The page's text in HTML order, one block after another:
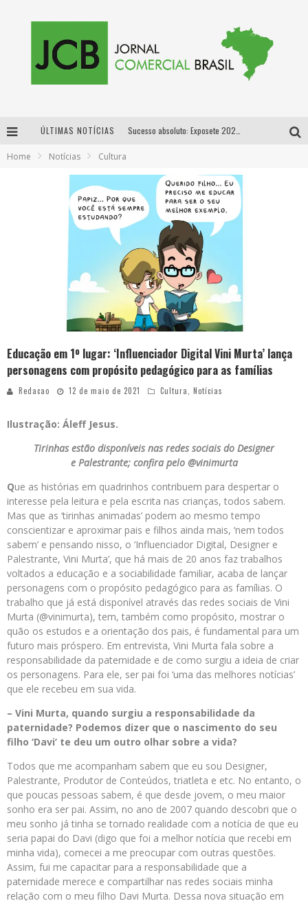
ÚLTIMAS NOTÍCIAS
Designer mineira lança jogo educativo sobre coleta seletiva na maior feira de jogos de tabuleiro da América Latina
Proibida anuncia retorno da Puro Malte Extra e consolida trajetória de democratização cervejeira no Brasil
Home Notícias Cultura
Educação em 1º lugar: ‘Influenciador Digital Vini Murta’ lança
personagens com propósito pedagógico para as famílias
Redacao 12 de maio de 2021 Cultura, Notícias
Ilustração: Áleff Jesus.
Tirinhas estão disponíveis nas redes sociais do Designer
e Palestrante; confira pelo @vinimurta
Que as histórias em quadrinhos contribuem para despertar o
interesse pela leitura e pela escrita nas crianças, todos sabem.
Mas que as ‘tirinhas animadas’ podem ao mesmo tempo
conscientizar e aproximar pais e filhos ainda mais, ‘nem todos
sabem’ e pensando nisso, o ‘Influenciador Digital, Designer e
Palestrante, Vini Murta’, que há mais de 20 anos faz trabalhos
voltados a educação e a sociabilidade familiar, acaba de lançar
personagens com o propósito pedagógico para as famílias. O
trabalho que já está disponível através das redes sociais de Vini
Murta (@vinimurta), tem, também como propósito, mostrar o
quão os estudos e a orientação dos pais, é fundamental para um
futuro mais próspero. Em entrevista, Vini Murta fala sobre a
responsabilidade da paternidade e de como surgiu a ideia de criar
os personagens. Para ele, ser pai foi ‘uma das melhores notícias’
que ele recebeu em sua vida.
– Vini Murta, quando surgiu a responsabilidade da
paternidade? Podemos dizer que o nascimento do seu
filho ‘Davi’ te deu um outro olhar sobre a vida?
Todos que me acompanham sabem que eu sou Designer,
Palestrante, Produtor de Conteúdos, triatleta e etc. No entanto, o
que poucas pessoas sabem, é que desde jovem, o meu maior
sonho era ser pai. Assim, no ano de 2007 quando descobri que o
meu sonho já tinha se tornado realidade com a notícia de que eu
seria papai do Davi (digo que foi a melhor notícia que recebi em
minha vida), comecei a me preocupar com outras questões.
Assim, fui me capacitar para a responsabilidade que a
paternidade merece e compartilhar nas redes sociais minha
relação com o meu filho Davi Murta. Dessa nova situação em